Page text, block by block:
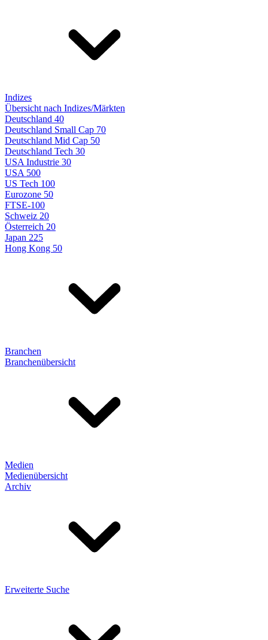
Indizes
Übersicht nach Indizes/Märkten
Deutschland 40
Deutschland Small Cap 70
Deutschland Mid Cap 50
Deutschland Tech 30
USA Industrie 30
USA 500
US Tech 100
Eurozone 50
FTSE-100
Schweiz 20
Österreich 20
Japan 225
Hong Kong 50
Branchen
Branchenübersicht
Medien
Medienübersicht
Archiv
Erweiterte Suche